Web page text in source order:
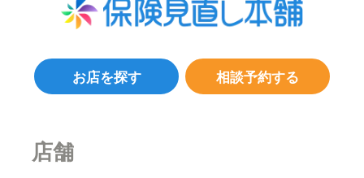
相談予約する
お店を探す
店舗